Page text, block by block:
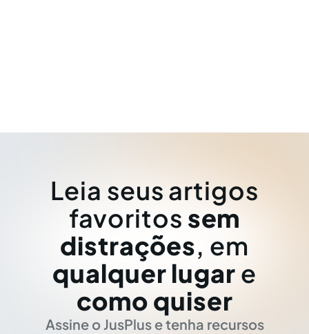
Leia seus artigos
favoritos sem
distrações, em
qualquer lugar e
como quiser
Assine o JusPlus e tenha recursos